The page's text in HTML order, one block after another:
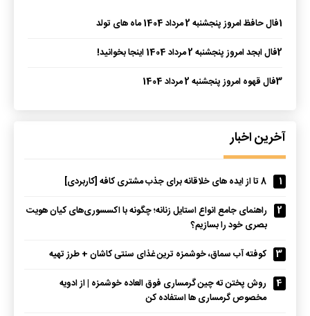
1فال حافظ امروز پنجشنبه 2 مرداد 1404 ماه های تولد
2فال ابجد امروز پنجشنبه 2 مرداد 1404 اینجا بخوانید!
3فال قهوه امروز پنجشنبه 2 مرداد 1404
آخرین اخبار
1
8 تا از ایده های خلاقانه برای جذب مشتری کافه [کاربردی]
2
راهنمای جامع انواع استایل زنانه؛ چگونه با اکسسوری‌های کیان هویت
بصری خود را بسازیم؟
3
کوفته آب سماق، خوشمزه ترین غذای سنتی کاشان + طرز تهیه
4
روش پختن ته چین گرمساری فوق العاده خوشمزه | از ادویه
مخصوص گرمساری ها استفاده کن